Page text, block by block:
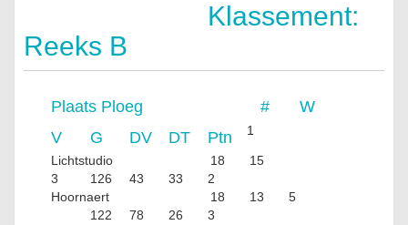
Klassement:
Reeks B
Plaats Ploeg #
W
V
G DV DT Ptn 1
Lichtstudio 18
15
3
126 43 33
2
Hoornaert
18 13
5
122
78 26
3